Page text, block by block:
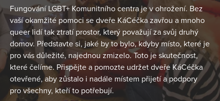
Fungování LGBT+ Komunitního centra je v ohrožení. Bez
vaší okamžité pomoci se dveře KáCéčka zavřou a mnoho
queer lidí tak ztratí prostor, který považují za svůj druhý
domov. Představte si, jaké by to bylo, kdyby místo, které je
pro vás důležité, najednou zmizelo. Toto je skutečnost,
které čelíme. Přispějte a pomozte udržet dveře KáCéčka
otevřené, aby zůstalo i nadále místem přijetí a podpory
pro všechny, kteří to potřebují.